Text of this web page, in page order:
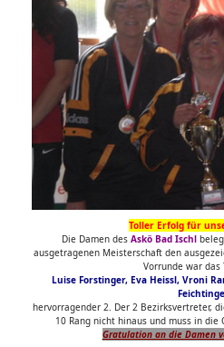
Toller Erfolg für
Die Damen des Askö Bad Ischl
ausgetragenen Meisterschaft den
Vorrunde war das
Luise Forstinger, Eva Heissl, Vroni
hervorragender 2. Der 2 Bezirksvertreter,
10 Rang nicht hinaus und muss in die
Gratulation an die Damen